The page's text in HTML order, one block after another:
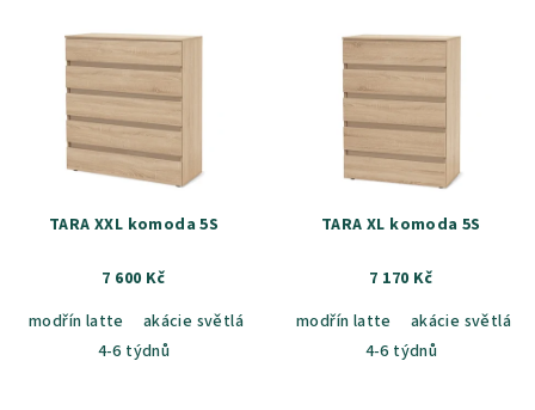
TARA XXL komoda 5S
7 600 Kč
modřín latte
akácie světlá jasan šedý dub sametový
dub
4-6 týdnů
TARA XL komoda 5S
7 170 Kč
modřín latte
akácie světlá
4-6 týdnů